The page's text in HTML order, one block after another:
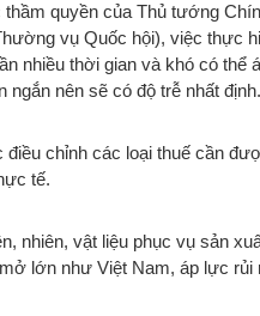
quyền của Thủ tướng
vụ Quốc hội), việc thực
nhiều thời gian và khó có thể
ngắn nên sẽ có độ trễ nhất định.
điều chỉnh các loại thuế cần
tế.
nhiên, vật liệu phục vụ sản
lớn như Việt Nam, áp lực rủi